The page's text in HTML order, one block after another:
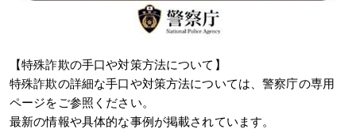
【特殊詐欺の手口や対策方法について】
特殊詐欺の詳細な手口や対策方法については、警察庁の専用
ページをご参照ください。
最新の情報や具体的な事例が掲載されています。